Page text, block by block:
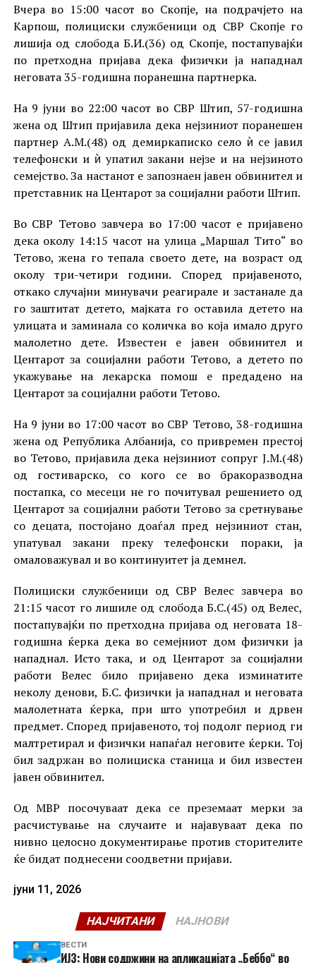
Вчера во 15:00 часот во Скопје, на подрачјето на
Карпош, полициски службеници од СВР Скопје го
лишија од слобода Б.И.(36) од Скопје, постапувајќи
по претходна пријава дека физички ја нападнал
неговата 35-годишна поранешна партнерка.
На 9 јуни во 22:00 часот во СВР Штип, 57-годишна
жена од Штип пријавила дека нејзиниот поранешен
партнер А.М.(48) од демиркаписко село ѝ се јавил
телефонски и ѝ упатил закани нејзе и на нејзиното
семејство. За настанот е запознаен јавен обвинител и
претставник на Центарот за социјални работи Штип.
Во СВР Тетово завчера во 17:00 часот е пријавено
дека околу 14:15 часот на улица „Маршал Тито“ во
Тетово, жена го тепала своето дете, на возраст од
околу три-четири години. Според пријавеното,
откако случајни минувачи реагирале и застанале да
го заштитат детето, мајката го оставила детето на
улицата и заминала со количка во која имало друго
малолетно дете. Известен е јавен обвинител и
Центарот за социјални работи Тетово, а детето по
укажување на лекарска помош е предадено на
Центарот за социјални работи Тетово.
На 9 јуни во 17:00 часот во СВР Тетово, 38-годишна
жена од Република Албанија, со привремен престој
во Тетово, пријавила дека нејзиниот сопруг Ј.М.(48)
од гостиварско, со кого се во бракоразводна
постапка, со месеци не го почитувал решението од
Центарот за социјални работи Тетово за сретнување
со децата, постојано доаѓал пред нејзиниот стан,
упатувал закани преку телефонски пораки, ја
омаловажувал и во континуитет ја демнел.
Полициски службеници од СВР Велес завчера во
21:15 часот го лишиле од слобода Б.С.(45) од Велес,
постапувајќи по претходна пријава од неговата 18-
годишна ќерка дека во семејниот дом физички ја
нападнал. Исто така, и од Центарот за социјални
работи Велес било пријавено дека изминатите
неколу денови, Б.С. физички ја нападнал и неговата
малолетната ќерка, при што употребил и дрвен
предмет. Според пријавеното, тој подолг период ги
малтретирал и физички напаѓал неговите ќерки. Тој
бил задржан во полициска станица и бил известен
јавен обвинител.
Од МВР посочуваат дека се преземаат мерки за
расчистување на случаите и најавуваат дека по
нивно целосно документирање против сторителите
ќе бидат поднесени соодветни пријави.
јуни 11, 2026
НАЈЧИТАНИ НАЈНОВИ
ВЕСТИ
ИЈЗ: Нови содржини на апликацијата „Беббо“ во